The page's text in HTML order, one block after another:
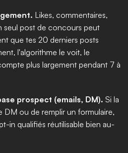
Likes, commentaires,
seul post de concours peut
que tes 20 derniers posts
l'algorithme le voit, le
plus largement pendant 7 à
prospect (emails, DM). Si la
DM ou de remplir un formulaire,
in qualifiés réutilisable bien au-